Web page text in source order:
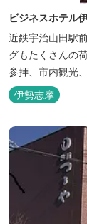
ビジネスホテル
近鉄宇治山田駅
グもたくさんの
参拝、市内観光
伊勢志摩